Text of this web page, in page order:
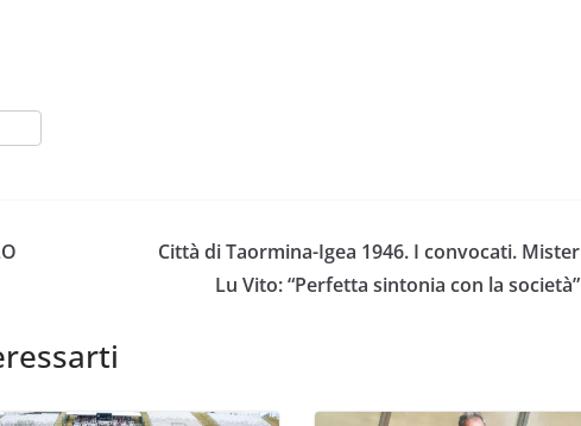
Città di Taormina-Igea 1946. I convocati. Mister
Lu Vito: “Perfetta sintonia con la società”